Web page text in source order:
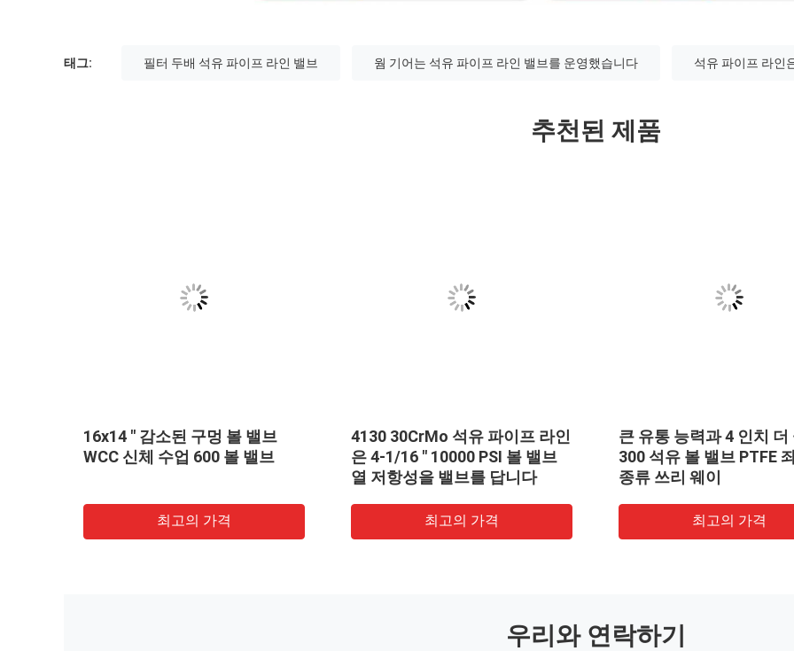
태그: 필터 두배 석유 파이프 라인 밸브 웜 기어는 석유 파이프 라인 밸브를 운영했습니다 석유 파이프 라인
추천된 제품
16x14 " 감소된 구멍 볼 밸브
WCC 신체 수업 600 볼 밸브
최고의 가격
4130 30CrMo 석유 파이프 라인
은 4-1/16 " 10000 PSI 볼 밸브
열 저항성을 밸브를 답니다
최고의 가격
큰 유통 능력과 4 인치 더
300 석유 볼 밸브 PTFE
종류 쓰리 웨이
최고의 가격
우리와 연락하기